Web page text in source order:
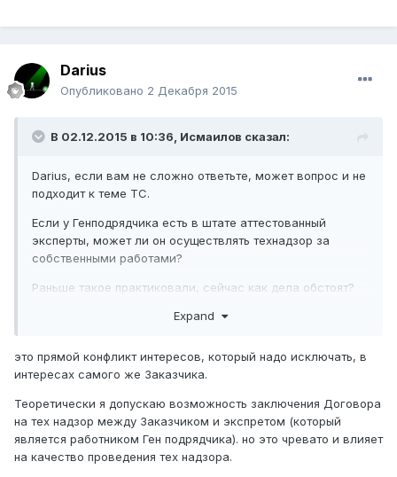
Darius
Опубликовано 2 Декабря 2015
В 02.12.2015 в 10:36, Исмаилов сказал:
Darius, если вам не сложно ответьте, может вопрос и не
подходит к теме ТС.
Если у Генподрядчика есть в штате аттестованный
эксперты, может ли он осуществлять технадзор за
собственными работами?
Раньше такое практиковали, сейчас как дела обстоят?
Expand
это прямой конфликт интересов, который надо исключать, в
интересах самого же Заказчика.
Теоретически я допускаю возможность заключения Договора
на тех надзор между Заказчиком и экспретом (который
является работником Ген подрядчика). но это чревато и влияет
на качество проведения тех надзора.